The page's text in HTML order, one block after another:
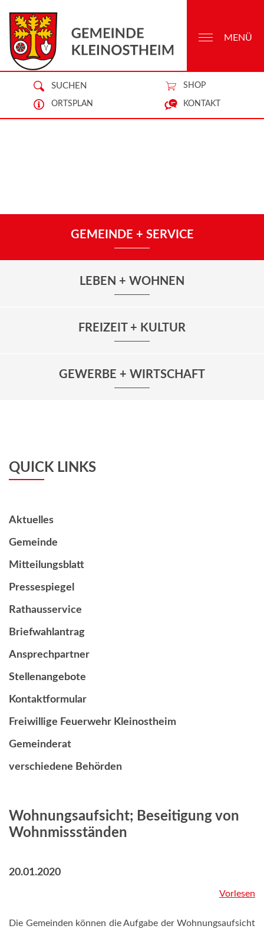
SUCHEN SHOP
ORTSPLAN KONTAKT
MENÜ
GEMEINDE + SERVICE
LEBEN + WOHNEN
FREIZEIT + KULTUR
GEWERBE + WIRTSCHAFT
QUICK LINKS
Aktuelles
Gemeinde
Mitteilungsblatt
Pressespiegel
Rathausservice
Briefwahlantrag
Ansprechpartner
Stellenangebote
Kontaktformular
Freiwillige Feuerwehr Kleinostheim
Gemeinderat
verschiedene Behörden
Wohnungsaufsicht; Beseitigung von
Wohnmissständen
20.01.2020
Vorlesen
Die Gemeinden können die Aufgabe der Wohnungsaufsicht